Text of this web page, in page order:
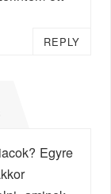
REPLY
Egyre